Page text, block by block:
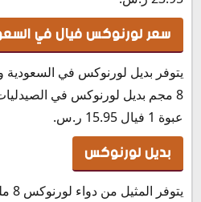
سعر لورنوكس فيال في
يتوفر بديل لورنوكس في السعودية
8 مجم بديل لورنوكس في
عبوة 1 فيال 15.95 ر.س.‏
بديل لورنوكس